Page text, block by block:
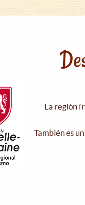
La región
También es